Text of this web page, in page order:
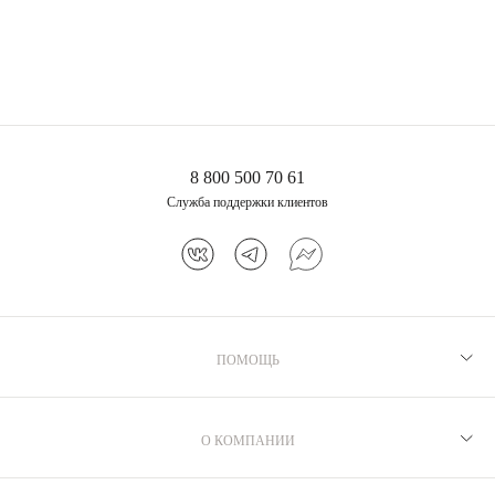
Серебряное колье с
фианитами параиба
8 800 500 70 61
Служба поддержки клиентов
ПОМОЩЬ
Рекомендации по уходу
О КОМПАНИИ
Производство